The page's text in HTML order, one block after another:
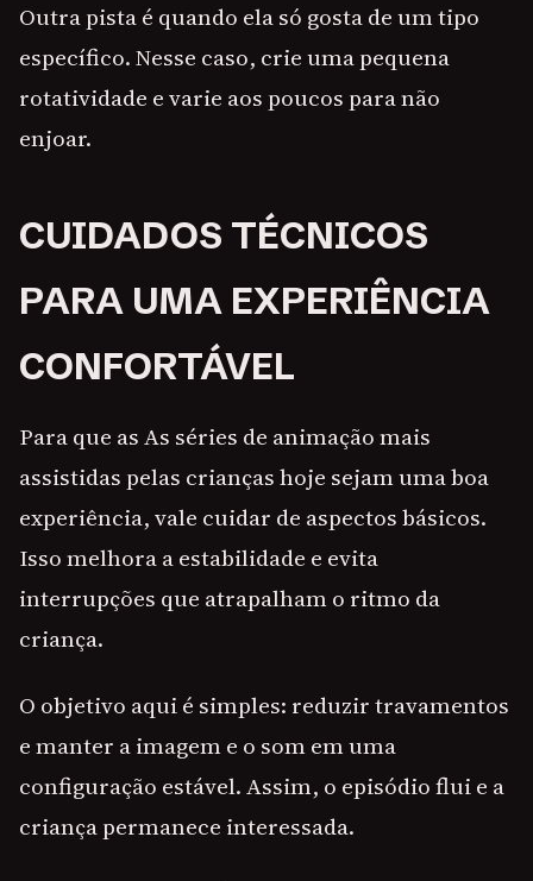
Outra pista é quando ela só gosta de um tipo
específico. Nesse caso, crie uma pequena
rotatividade e varie aos poucos para não
enjoar.
CUIDADOS TÉCNICOS
PARA UMA EXPERIÊNCIA
CONFORTÁVEL
Para que as As séries de animação mais
assistidas pelas crianças hoje sejam uma boa
experiência, vale cuidar de aspectos básicos.
Isso melhora a estabilidade e evita
interrupções que atrapalham o ritmo da
criança.
O objetivo aqui é simples: reduzir travamentos
e manter a imagem e o som em uma
configuração estável. Assim, o episódio flui e a
criança permanece interessada.